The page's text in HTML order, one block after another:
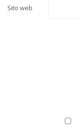
Sito web